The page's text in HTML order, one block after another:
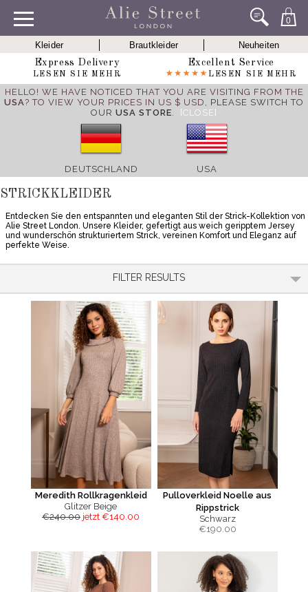
0
Kleider Brautkleider
Neuheiten
Express Delivery
LESEN SIE MEHR
Excellent Service
LESEN SIE MEHR
HELLO! WE HAVE NOTICED THAT YOU ARE VISITING FROM THE
USA? TO VIEW YOUR PRICES IN US $ USD, PLEASE SWITCH TO
OUR USA STORE. [CLOSE]
DEUTSCHLAND USA
STRICKKLEIDER
Entdecken Sie den entspannten und eleganten Stil der Strick-Kollektion von
Alie Street London. Unsere Kleider, gefertigt aus weich geripptem Jersey
und wunderschön strukturiertem Strick, vereinen Komfort und Eleganz auf
perfekte Weise.
FILTER RESULTS
Meredith Rollkragenkleid
Glitzer Beige
€240.00 jetzt €140.00
Pulloverkleid Noelle aus
Rippstrick
Schwarz
€190.00